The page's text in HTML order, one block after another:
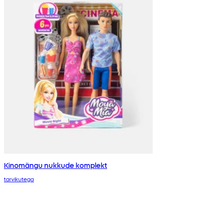
Kinomängu nukkude komplekt
tarvikutega